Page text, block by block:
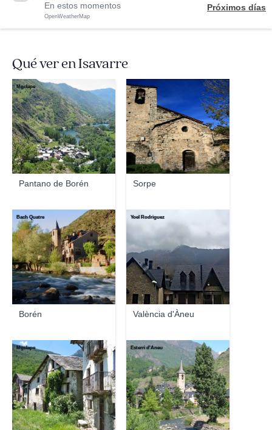
En estos momentos
OpenWeatherMap
Próximos días
Qué ver en Isavarre
Pantano de Borén
Mgclape
Sorpe
lluiscanyet
Borén
Bach Quatre
València d'Àneu
Yoel Rodriguez
Mgclape Esterri d'Àneu